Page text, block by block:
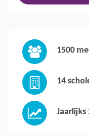
1500
14
Jaarlijks